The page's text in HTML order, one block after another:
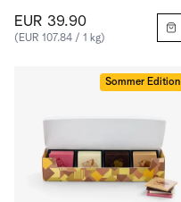
EUR 39.90
(EUR 107.84 / 1 kg)
Sommer Edition